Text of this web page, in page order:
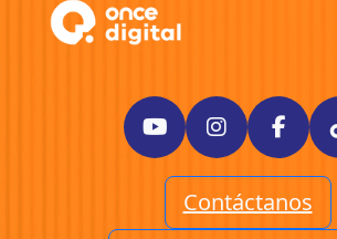
Contáctanos